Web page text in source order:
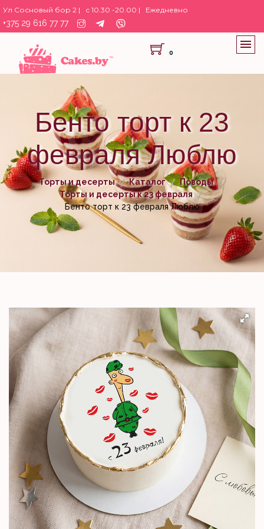
Ул Сосновый бор 2 | с 10.30 -20.00 | Ежедневно
+375 29 616 77 77
0
Бенто торт к 23
февраля Люблю
Торты и десерты Каталог
Поводы
Торты и десерты к 23 февраля
Бенто торт к 23 февраля Люблю